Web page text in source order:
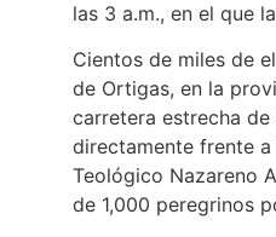
las 3 a.m., en el que
Cientos de miles de
de Ortigas, en la
carretera estrecha
directamente frente
Teológico Nazareno
de 1,000 peregrinos